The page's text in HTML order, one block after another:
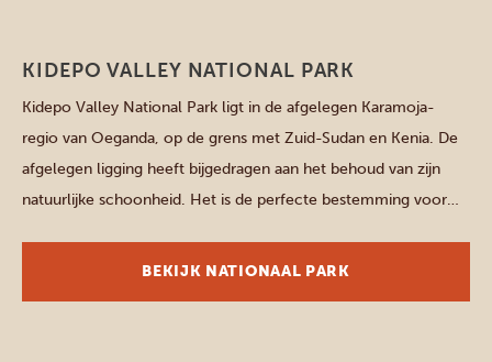
Noordelijke parken
KIDEPO VALLEY NATIONAL PARK
Kidepo Valley National Park ligt in de afgelegen Karamoja-
regio van Oeganda, op de grens met Zuid-Sudan en Kenia. De
afgelegen ligging heeft bijgedragen aan het behoud van zijn
natuurlijke schoonheid. Het is de perfecte bestemming voor
willen onderdompelen in de pracht van de natuur. Moroto
BEKIJK NATIONAAL PARK